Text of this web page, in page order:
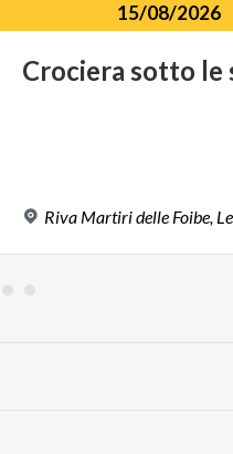
15/08/2026
Crociera sotto le
Riva Martiridelle Foibe,